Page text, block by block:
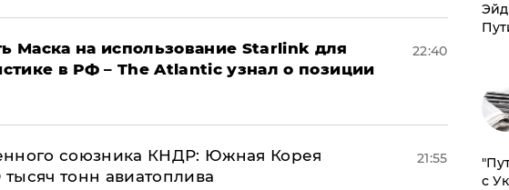
Маска на использование Starlink для
в РФ – The Atlantic узнал о позиции
22:40
союзника КНДР: Южная Корея
тонн авиатоплива
21:55
с